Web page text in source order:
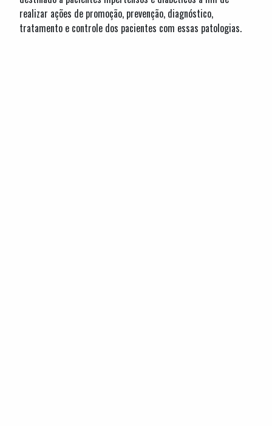
realizar ações de promoção, prevenção, diagnóstico,
tratamento e controle dos pacientes com essas patologias.